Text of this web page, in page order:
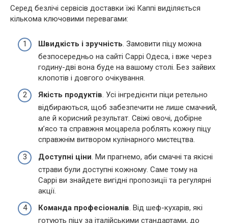
Серед безлічі сервісів доставки їжі Каппі виділяється
кількома ключовими перевагами:
Швидкість і зручність. Замовити піцу можна
безпосередньо на сайті Cappi Одеса, і вже через
годину-дві вона буде на вашому столі. Без зайвих
клопотів і довгого очікування.
Якість продуктів. Усі інгредієнти піци ретельно
відбираються, щоб забезпечити не лише смачний,
але й корисний результат. Свіжі овочі, добірне
м’ясо та справжня моцарела роблять кожну піцу
справжнім витвором кулінарного мистецтва.
Доступні ціни. Ми прагнемо, аби смачні та якісні
страви були доступні кожному. Саме тому на
Cappi ви знайдете вигідні пропозиції та регулярні
акції.
Команда професіоналів. Від шеф-кухарів, які
готують піцу за італійськими стандартами, до